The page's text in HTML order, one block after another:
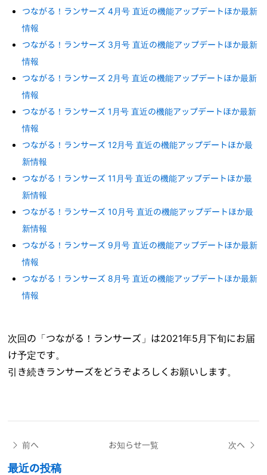
つながる！ランサーズ 4月号 直近の機能アップデートほか最新
情報
つながる！ランサーズ 3月号 直近の機能アップデートほか最新
情報
つながる！ランサーズ 2月号 直近の機能アップデートほか最新
情報
つながる！ランサーズ 1月号 直近の機能アップデートほか最新
情報
つながる！ランサーズ 12月号 直近の機能アップデートほか最
新情報
つながる！ランサーズ 11月号 直近の機能アップデートほか最
新情報
つながる！ランサーズ 10月号 直近の機能アップデートほか最
新情報
つながる！ランサーズ 9月号 直近の機能アップデートほか最新
情報
つながる！ランサーズ 8月号 直近の機能アップデートほか最新
情報
次回の「つながる！ランサーズ」は2021年5月下旬にお届
け予定です。
引き続きランサーズをどうぞよろしくお願いします。
前へ お知らせ一覧 次へ
最近の投稿